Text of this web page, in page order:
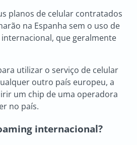
planos de celular contratados
na Espanha sem o uso de
que geralmente
utilizar o serviço de celular
outro país europeu, a
um chip de uma operadora
no país.
internacional?